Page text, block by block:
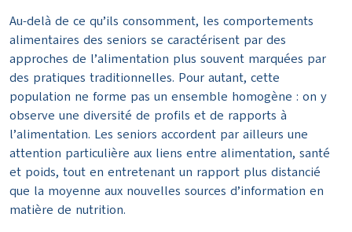
Au-delà de ce qu’ils consomment, les comportements
alimentaires des seniors se caractérisent par des
approches de l’alimentation plus souvent marquées par
des pratiques traditionnelles. Pour autant, cette
population ne forme pas un ensemble homogène : on y
observe une diversité de profils et de rapports à
l’alimentation. Les seniors accordent par ailleurs une
attention particulière aux liens entre alimentation, santé
et poids, tout en entretenant un rapport plus distancié
que la moyenne aux nouvelles sources d’information en
matière de nutrition.